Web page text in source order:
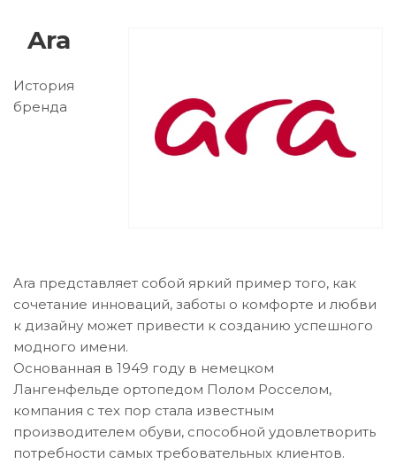
Ara
История
бренда
Ara представляет собой яркий пример того, как
сочетание инноваций, заботы о комфорте и любви
к дизайну может привести к созданию успешного
модного имени.
Основанная в 1949 году в немецком
Лангенфельде ортопедом Полом Росселом,
компания с тех пор стала известным
производителем обуви, способной удовлетворить
потребности самых требовательных клиентов.